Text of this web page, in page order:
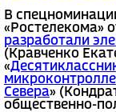
В
«Ростелекома»
разработали
(Кравченко
«
Севера»
общественно-